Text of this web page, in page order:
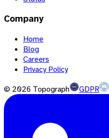
Company
Home
Blog
Careers
Privacy Policy
© 2026 Topograph GDPR